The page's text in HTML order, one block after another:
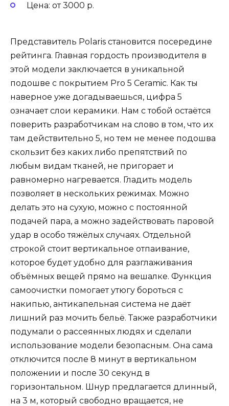
Цена: от 3000 р.
Представитель Polaris становится посередине
рейтинга. Главная гордость производителя в
этой модели заключается в уникальной
подошве с покрытием Pro 5 Ceramic. Как ты
наверное уже догадываешься, цифра 5
означает слои керамики. Нам с тобой остаётся
поверить разработчикам на слово в том, что их
там действительно 5, но тем не менее подошва
скользит без каких либо препятствий по
любым видам тканей, не пригорает и
равномерно нагревается. Гладить модель
позволяет в нескольких режимах. Можно
делать это на сухую, можно с постоянной
подачей пара, а можно задействовать паровой
удар в особо тяжёлых случаях. Отдельной
строкой стоит вертикальное отпаивание,
которое будет удобно для разглаживания
объёмных вещей прямо на вешалке. Функция
самоочистки помогает утюгу бороться с
накипью, антикапельная система не даёт
лишний раз мочить бельё. Также разработчики
подумали о рассеянных людях и сделали
использование модели безопасным. Она сама
отключится после 8 минут в вертикальном
положении и после 30 секунд в
горизонтальном. Шнур предлагается длинный,
на 3 м, который свободно вращается, не